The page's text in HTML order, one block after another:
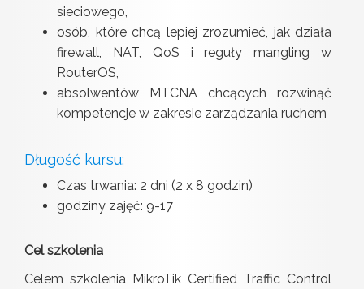
sieciowego,
osób, które chcą lepiej zrozumieć, jak działa
firewall, NAT, QoS i reguły mangling w
RouterOS,
absolwentów MTCNA chcących rozwinąć
kompetencje w zakresie zarządzania ruchem
Długość kursu:
Czas trwania: 2 dni (2 x 8 godzin)
godziny zajęć: 9-17
Cel szkolenia
Celem szkolenia MikroTik Certified Traffic Control